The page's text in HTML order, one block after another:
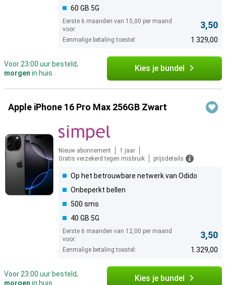
60 GB 5G
Eerste 6 maanden van 15,00 per maand
voor:
3,50
Eenmalige betaling toestel: 1.329,00
Voor 23:00 uur besteld,
morgen in huis Kies je bundel
Apple iPhone 16 Pro Max 256GB Zwart
Nieuw abonnement
1 jaar
Gratis verzekerd tegen misbruik
prijsdetails
Op het betrouwbare netwerk van Odido
Onbeperkt bellen
500 sms
40 GB 5G
Eerste 6 maanden van 12,00 per maand
voor:
3,50
Eenmalige betaling toestel: 1.329,00
Voor 23:00 uur besteld,
morgen in huis Kies je bundel